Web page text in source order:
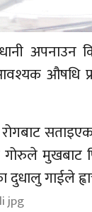
अपनाउन
औषधि
मुखबाट
गाईले